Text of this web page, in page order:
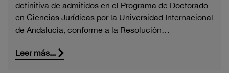
definitiva de admitidos en el Programa de Doctorado
en Ciencias Jurídicas por la Universidad Internacional
de Andalucía, conforme a la Resolución…
Leer más...